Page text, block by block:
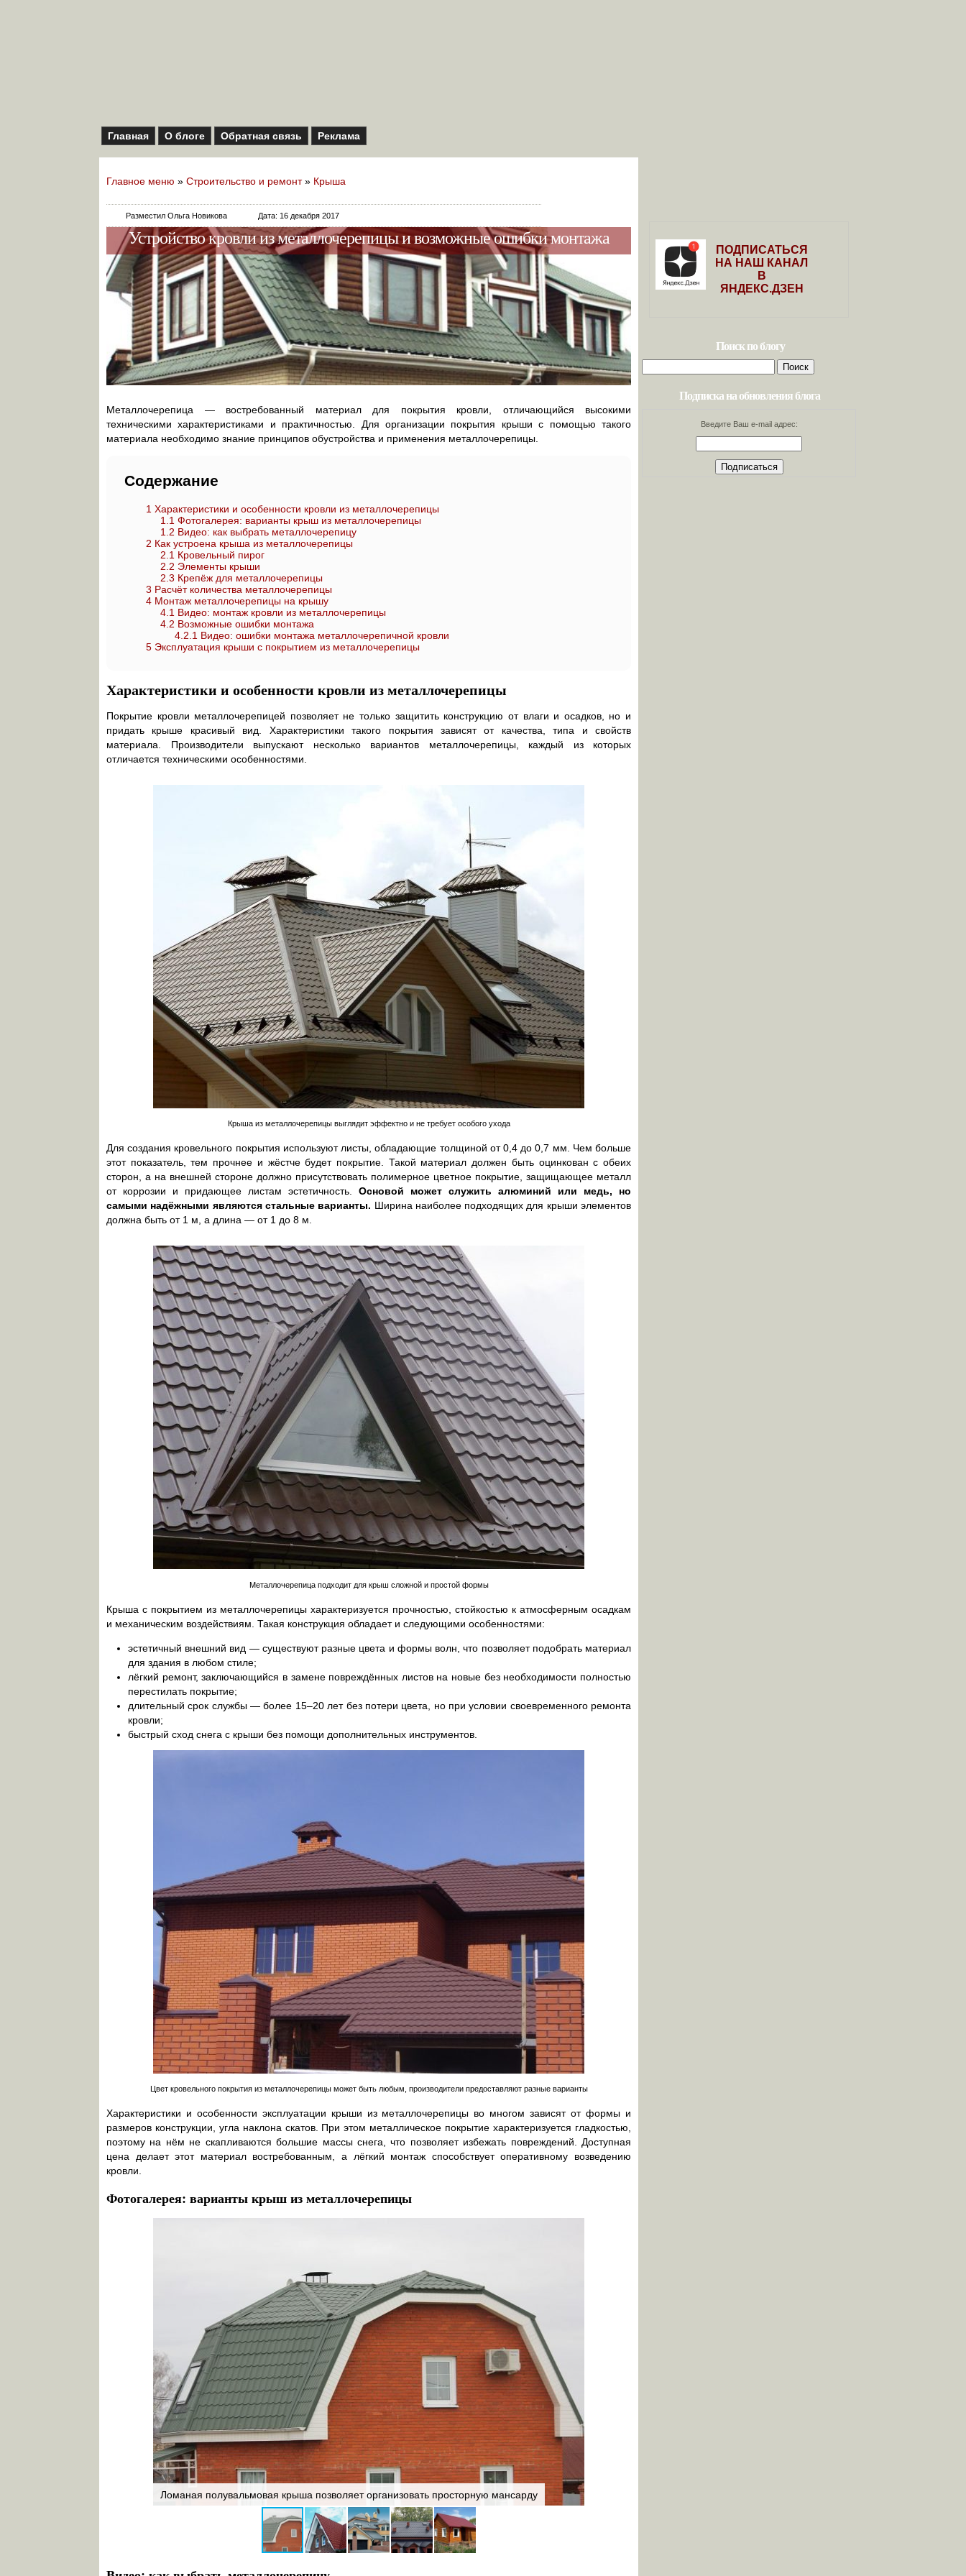
Главная О блоге Обратная связь Реклама
Главное меню » Строительство и ремонт» Крыша
Разместил Ольга Новикова Дата: 16 декабря 2017
Устройство кровли из металлочерепицы и возможные ошибки монтажа
Металлочерепица — востребованный материал для покрытия кровли, отличающийся высокими
техническими характеристиками и практичностью. Для организации покрытия крыши с помощью такого
материала необходимо знание принципов обустройства и применения металлочерепицы.
Содержание
1 Характеристики и особенности кровли из металлочерепицы
1.1 Фотогалерея: варианты крыш из металлочерепицы
1.2 Видео: как выбрать металлочерепицу
2 Как устроена крыша из металлочерепицы
2.1 Кровельный пирог
2.2 Элементы крыши
2.3 Крепёж для металлочерепицы
3 Расчёт количества металлочерепицы
4 Монтаж металлочерепицы на крышу
4.1 Видео: монтаж кровли из металлочерепицы
4.2 Возможные ошибки монтажа
4.2.1 Видео: ошибки монтажа металлочерепичной кровли
5 Эксплуатация крыши с покрытием из металлочерепицы
Характеристики и особенности кровли из металлочерепицы
Покрытие кровли металлочерепицей позволяет не только защитить конструкцию от влаги и осадков, но и
придать крыше красивый вид. Характеристики такого покрытия зависят от качества, типа и свойств
материала. Производители выпускают несколько вариантов металлочерепицы, каждый из которых
отличается техническими особенностями.
Крыша из металлочерепицы выглядит эффектно и не требует особого ухода
Для создания кровельного покрытия используют листы, обладающие толщиной от 0,4 до 0,7 мм. Чем больше
этот показатель, тем прочнее и жёстче будет покрытие. Такой материал должен быть оцинкован с обеих
сторон, а на внешней стороне должно присутствовать полимерное цветное покрытие, защищающее металл
от коррозии и придающее листам эстетичность. Основой может служить алюминий или медь, но
самыми надёжными являются стальные варианты. Ширина наиболее подходящих для крыши элементов
должна быть от 1 м, а длина — от 1 до 8 м.
Металлочерепица подходит для крыш сложной и простой формы
Крыша с покрытием из металлочерепицы характеризуется прочностью, стойкостью к атмосферным осадкам
и механическим воздействиям. Такая конструкция обладает и следующими особенностями:
эстетичный внешний вид — существуют разные цвета и формы волн, что позволяет подобрать материал
для здания в любом стиле;
лёгкий ремонт, заключающийся в замене повреждённых листов на новые без необходимости полностью
перестилать покрытие;
длительный срок службы — более 15–20 лет без потери цвета, но при условии своевременного ремонта
кровли;
быстрый сход снега с крыши без помощи дополнительных инструментов.
Цвет кровельного покрытия из металлочерепицы может быть любым, производители предоставляют разные варианты
Характеристики и особенности эксплуатации крыши из металлочерепицы во многом зависят от формы и
размеров конструкции, угла наклона скатов. При этом металлическое покрытие характеризуется гладкостью,
поэтому на нём не скапливаются большие массы снега, что позволяет избежать повреждений. Доступная
цена делает этот материал востребованным, а лёгкий монтаж способствует оперативному возведению
кровли.
Фотогалерея: варианты крыш из металлочерепицы
Ломаная полувальмовая крыша позволяет организовать просторную мансарду
ПОДПИСАТЬСЯ
НА НАШ КАНАЛ
В
ЯНДЕКС.ДЗЕН
Поиск по блогу
Найти:
Подписка на обновления блога
Введите Ваш e-mail адрес: